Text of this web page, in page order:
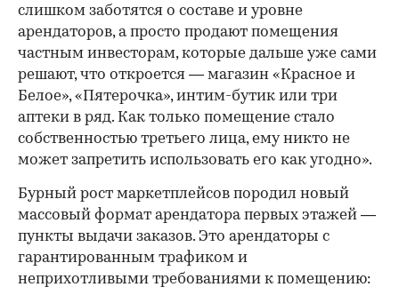
слишком заботятся о составе и уровне
арендаторов, а просто продают помещения
частным инвесторам, которые дальше уже сами
решают, что откроется — магазин «Красное и
Белое», «Пятерочка», интим-бутик или три
аптеки в ряд. Как только помещение стало
собственностью третьего лица, ему никто не
может запретить использовать его как угодно».
Бурный рост маркетплейсов породил новый
массовый формат арендатора первых этажей —
пункты выдачи заказов. Это арендаторы с
гарантированным трафиком и
неприхотливыми требованиями к помещению: